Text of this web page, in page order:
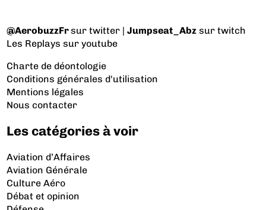
@AerobuzzFrsur twitter |Jumpseat_Abz sur twitch
Les Replays sur youtube
Charte de déontologie
Conditions générales d'utilisation
Mentions légales
Nous contacter
Les catégories à voir
Aviation d’Affaires
Aviation Générale
Culture Aéro
Débat et opinion